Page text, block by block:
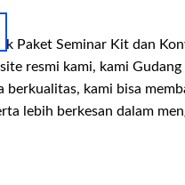
Paket Seminar Kit dan
resmi kami, kami
berkualitas, kami bisa
lebih berkesan dalam